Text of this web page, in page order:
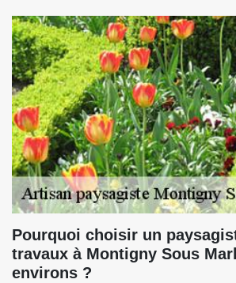
Pourquoi choisir un
travaux à Montigny Sous
environs ?